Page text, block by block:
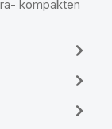
kompakten